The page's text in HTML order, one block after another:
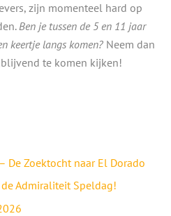
zijn momenteel hard op
Ben je tussen de 5 en 11 jaar
keertje langs komen? Neem dan
te komen kijken!
De Zoektocht naar El Dorado
Admiraliteit Speldag!